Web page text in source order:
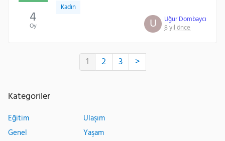
Kadın
U
Uğur Dombaycı
8 yıl önce
4
Oy
1 2 3 >
Kategoriler
Eğitim
Ulaşım
Genel
Yaşam